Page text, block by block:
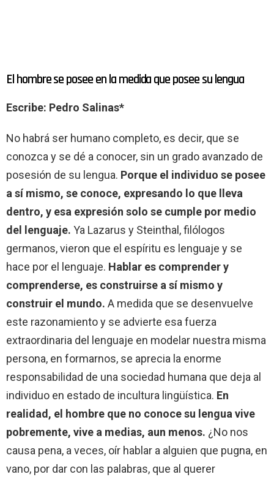
El hombre se posee en la medida que posee su lengua
Escribe: Pedro Salinas*
No habrá ser humano completo, es decir, que se
conozca y se dé a conocer, sin un grado avanzado de
posesión de su lengua. Porque el individuo se posee
a sí mismo, se conoce, expresando lo que lleva
dentro, y esa expresión solo se cumple por medio
del lenguaje. Ya Lazarus y Steinthal, filólogos
germanos, vieron que el espíritu es lenguaje y se
hace por el lenguaje. Hablar es comprender y
comprenderse, es construirse a sí mismo y
construir el mundo. A medida que se desenvuelve
este razonamiento y se advierte esa fuerza
extraordinaria del lenguaje en modelar nuestra misma
persona, en formarnos, se aprecia la enorme
responsabilidad de una sociedad humana que deja al
individuo en estado de incultura lingüística. En
realidad, el hombre que no conoce su lengua vive
pobremente, vive a medias, aun menos. ¿No nos
causa pena, a veces, oír hablar a alguien que pugna, en
vano, por dar con las palabras, que al querer